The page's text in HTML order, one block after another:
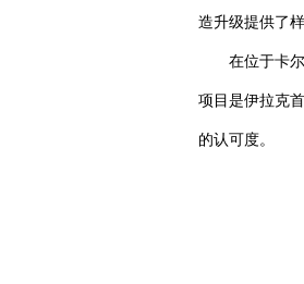
造升级提供了
在位于卡
项目是伊拉克
的认可度。